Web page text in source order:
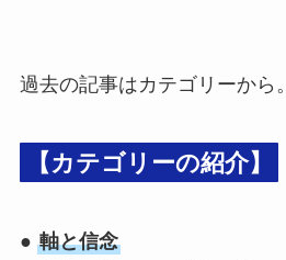
過去の記事はカテゴリーから。
【カテゴリーの紹介】
● 軸と信念